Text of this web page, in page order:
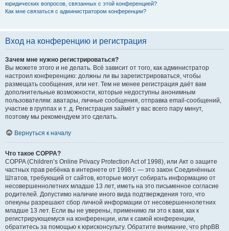
юридических вопросов, связанных с этой конференцией?
Как мне связаться с администратором конференции?
Вход на конференцию и регистрация
Зачем мне нужно регистрироваться?
Вы можете этого и не делать. Всё зависит от того, как администратор
настроил конференцию: должны ли вы зарегистрироваться, чтобы
размещать сообщения, или нет. Тем не менее регистрация даёт вам
дополнительные возможности, которые недоступны анонимным
пользователям: аватары, личные сообщения, отправка email-сообщений,
участие в группах и т. д. Регистрация займёт у вас всего пару минут,
поэтому мы рекомендуем это сделать.
Вернуться к началу
Что такое COPPA?
COPPA (Children’s Online Privacy Protection Act of 1998), или Акт о защите
частных прав ребёнка в интернете от 1998 г. — это закон Соединённых
Штатов, требующий от сайтов, которые могут собирать информацию от
несовершеннолетних младше 13 лет, иметь на это письменное согласие
родителей. Допустимо наличие иного вида подтверждения того, что
опекуны разрешают сбор личной информации от несовершеннолетних
младше 13 лет. Если вы не уверены, применимо ли это к вам, как к
регистрирующемуся на конференции, или к самой конференции,
обратитесь за помощью к юрисконсульту. Обратите внимание, что phpBB